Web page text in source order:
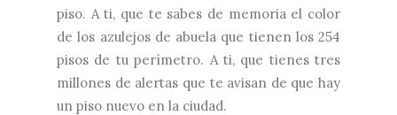
piso. A ti, que te sabes de memoria el color
de los azulejos de abuela que tienen los 254
pisos de tu perímetro. A ti, que tienes tres
millones de alertas que te avisan de que hay
un piso nuevo en la ciudad.